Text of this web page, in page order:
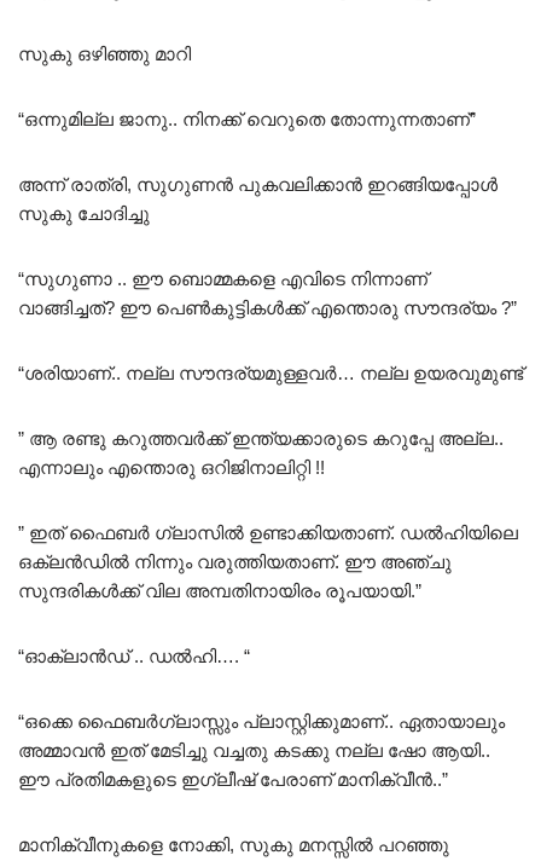
സുകു ഒഴിഞ്ഞു മാറി
“ഒന്നുമില്ല ജാനു.. നിനക്ക് വെറുതെ തോന്നുന്നതാണ്”
അന്ന് രാത്രി, സുഗുണൻ പുകവലിക്കാൻ ഇറങ്ങിയപ്പോൾ
സുകു ചോദിച്ചു
“സുഗുണാ .. ഈ ബൊമ്മകളെ എവിടെ നിന്നാണ്
വാങ്ങിച്ചത്? ഈ പെൺകുട്ടികൾക്ക് എന്തൊരു സൗന്ദര്യം ?”
“ശരിയാണ്.. നല്ല സൗന്ദര്യമുള്ളവർ… നല്ല ഉയരവുമുണ്ട്
” ആ രണ്ടു കറുത്തവർക്ക് ഇന്ത്യക്കാരുടെ കറുപ്പേ അല്ല..
എന്നാലും എന്തൊരു ഒറിജിനാലിറ്റി !!
” ഇത് ഫൈബർ ഗ്ലാസിൽ ഉണ്ടാക്കിയതാണ്. ഡൽഹിയിലെ
ഒക്ലൻഡിൽ നിന്നും വരുത്തിയതാണ്. ഈ അഞ്ചു
സുന്ദരികൾക്ക് വില അമ്പതിനായിരം രൂപയായി.”
“ഓക്ലാൻഡ് .. ഡൽഹി…. “
“ഒക്കെ ഫൈബർഗ്ലാസ്സും പ്ലാസ്റ്റിക്കുമാണ്.. ഏതായാലും
അമ്മാവൻ ഇത് മേടിച്ചു വച്ചതു കടക്കു നല്ല ഷോ ആയി..
ഈ പ്രതിമകളുടെ ഇഗ്ലീഷ് പേരാണ് മാനിക്വീൻ..”
മാനിക്വീനുകളെ നോക്കി, സുകു മനസ്സിൽ പറഞ്ഞു